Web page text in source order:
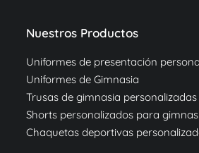
Nuestros Productos
Uniformes de presentación
Uniformes de Gimnasia
Trusas de gimnasia personalizadas
Shorts personalizados para
Chaquetas deportivas